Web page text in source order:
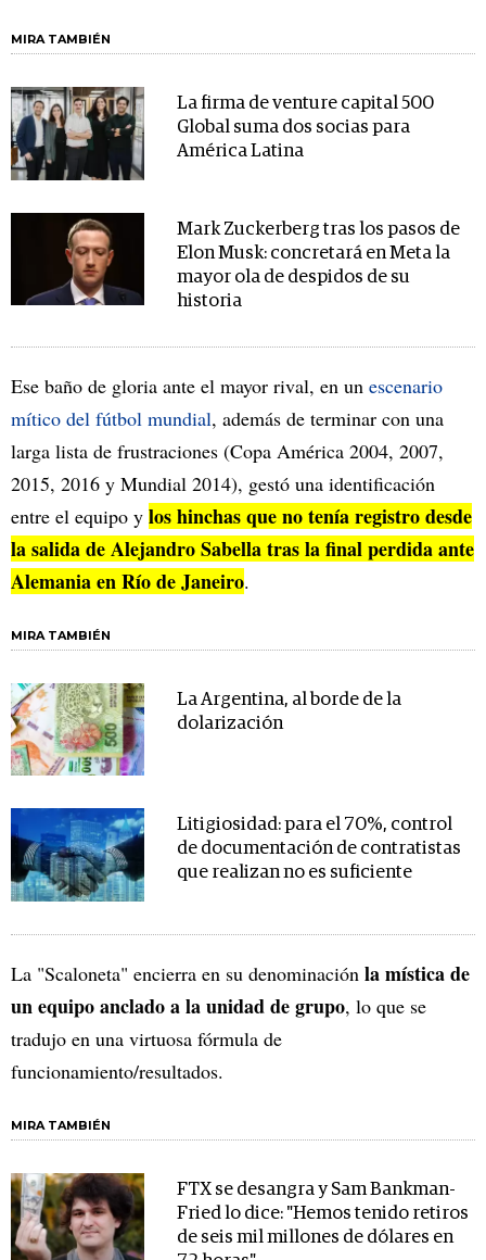
MIRA TAMBIÉN
La firma de venture capital 500
Global suma dos socias para
América Latina
Mark Zuckerberg tras los pasos de
Elon Musk: concretará en Meta la
mayor ola de despidos de su
historia
Ese baño de gloria ante el mayor rival, en un escenario
mítico del fútbol mundial, además de terminar con una
larga lista de frustraciones (Copa América 2004, 2007,
2015, 2016 y Mundial 2014), gestó una identificación
entre el equipo y los hinchas que no tenía registro desde
la salida de Alejandro Sabella tras la final perdida ante
Alemania en Río de Janeiro.
MIRA TAMBIÉN
La Argentina, al borde de la
dolarización
Litigiosidad: para el 70%, control
de documentación de contratistas
que realizan no es suficiente
La "Scaloneta" encierra en su denominación la mística de
un equipo anclado a la unidad de grupo, lo que se
tradujo en una virtuosa fórmula de
funcionamiento/resultados.
MIRA TAMBIÉN
FTX se desangra y Sam Bankman-
Fried lo dice: "Hemos tenido retiros
de seis mil millones de dólares en